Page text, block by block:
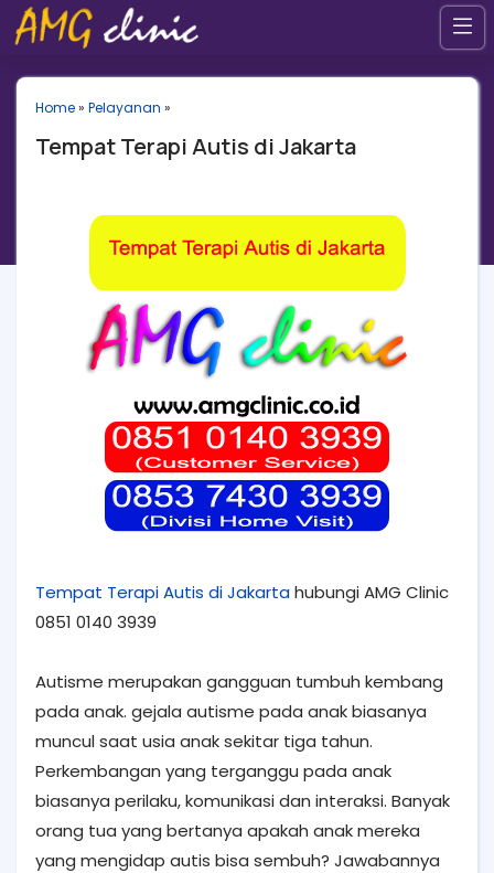
Home» Pelayanan »
Tempat Terapi Autis di Jakarta
Tempat Terapi Autis di Jakartahubungi AMG Clinic
0851 0140 3939
Autisme merupakan gangguan tumbuh kembang
pada anak. gejala autisme pada anak biasanya
muncul saat usia anak sekitar tiga tahun.
Perkembangan yang terganggu pada anak
biasanya perilaku, komunikasi dan interaksi. Banyak
orang tua yang bertanya apakah anak mereka
yang mengidap autis bisa sembuh? Jawabannya